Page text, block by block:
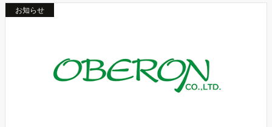
お知らせ